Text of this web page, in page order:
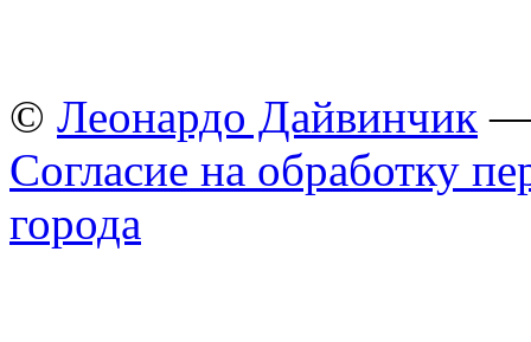
© Леонардо Дайвинчик —
Согласие на обработку
города